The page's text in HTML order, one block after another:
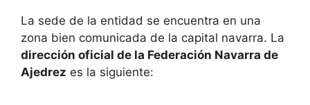
La sede de la entidad se encuentra en una
zona bien comunicada de la capital navarra. La
dirección oficial de la Federación Navarra de
Ajedrez es la siguiente: